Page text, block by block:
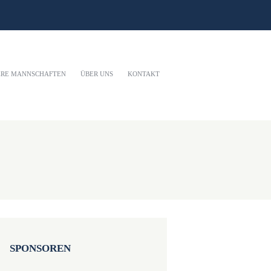
MANNSCHAFTEN ÜBER UNS KONTAKT
SPONSOREN